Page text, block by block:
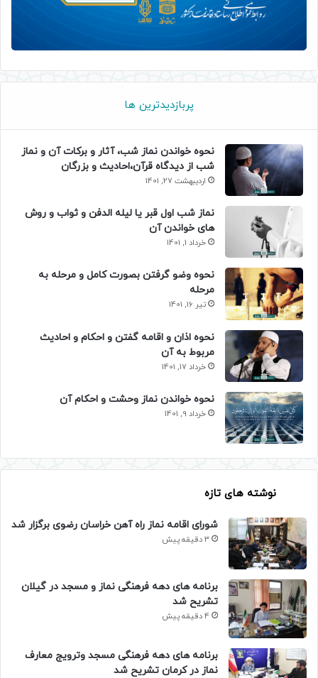
پربازدیدترین ها
نحوه خواندن نماز شب، آثار و برکات آن و نماز
شب از دیدگاه قرآن،احادیث و بزرگان
اردیبهشت 27, 1401
نماز شب اول قبر یا لیله الدفن و ثواب و روش
های خواندن آن
خرداد 1, 1401
نحوه وضو گرفتن بصورت کامل و مرحله به
مرحله
تیر 16, 1401
نحوه اذان و اقامه گفتن و احکام و احادیث
مربوط به آن
خرداد 17, 1401
نحوه خواندن نماز وحشت و احکام آن
خرداد 9, 1401
نوشته های تازه
شورای اقامه نماز راه آهن خراسان رضوی برگزار شد
3 دقیقه پیش
برنامه های دهه فرهنگی نماز و مسجد در گیلان
تشریح شد
4 دقیقه پیش
برنامه های دهه فرهنگی مسجد وترویج معارف
نماز در کرمان تشریح شد